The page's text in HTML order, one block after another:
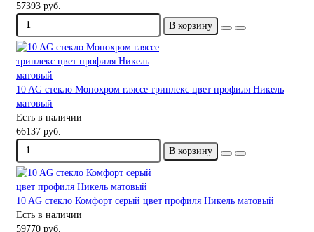
57393 руб.
В корзину
10 AG стекло Монохром гляссе триплекс цвет профиля Никель
матовый
Есть в наличии
66137 руб.
В корзину
10 AG стекло Комфорт серый цвет профиля Никель матовый
Есть в наличии
59770 руб.